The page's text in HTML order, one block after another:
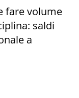
fare volume
saldi
a